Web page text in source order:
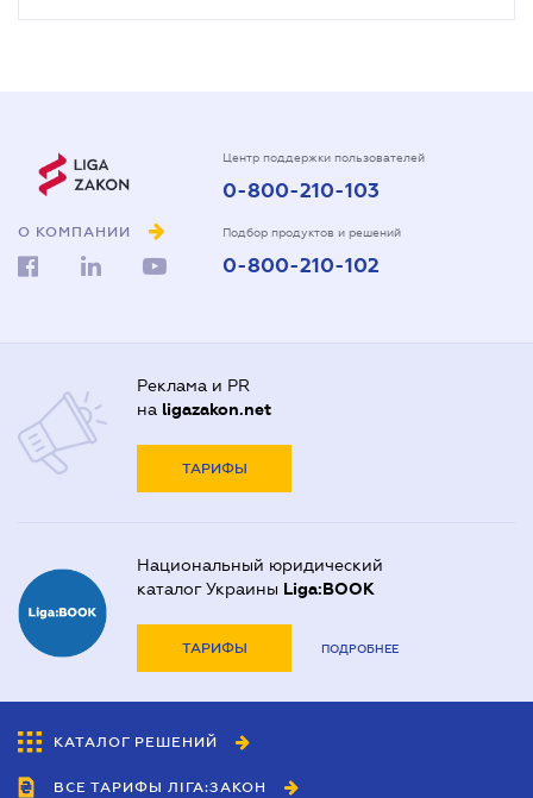
О КОМПАНИИ
Центр поддержки пользователей
0-800-210-103
Подбор продуктов и решений
0-800-210-102
Реклама и PR
на ligazakon.net
ТАРИФЫ
Национальный юридический
каталог Украины Liga:BOOK
ТАРИФЫ ПОДРОБНЕЕ
КАТАЛОГ РЕШЕНИЙ
ВСЕ ТАРИФЫ ЛІГА:ЗАКОН